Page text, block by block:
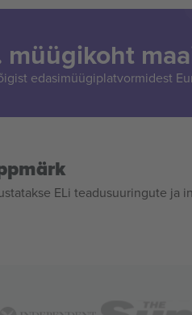
müügikoht
edasimüügiplatvormidest
ELi teadusuuringute ja